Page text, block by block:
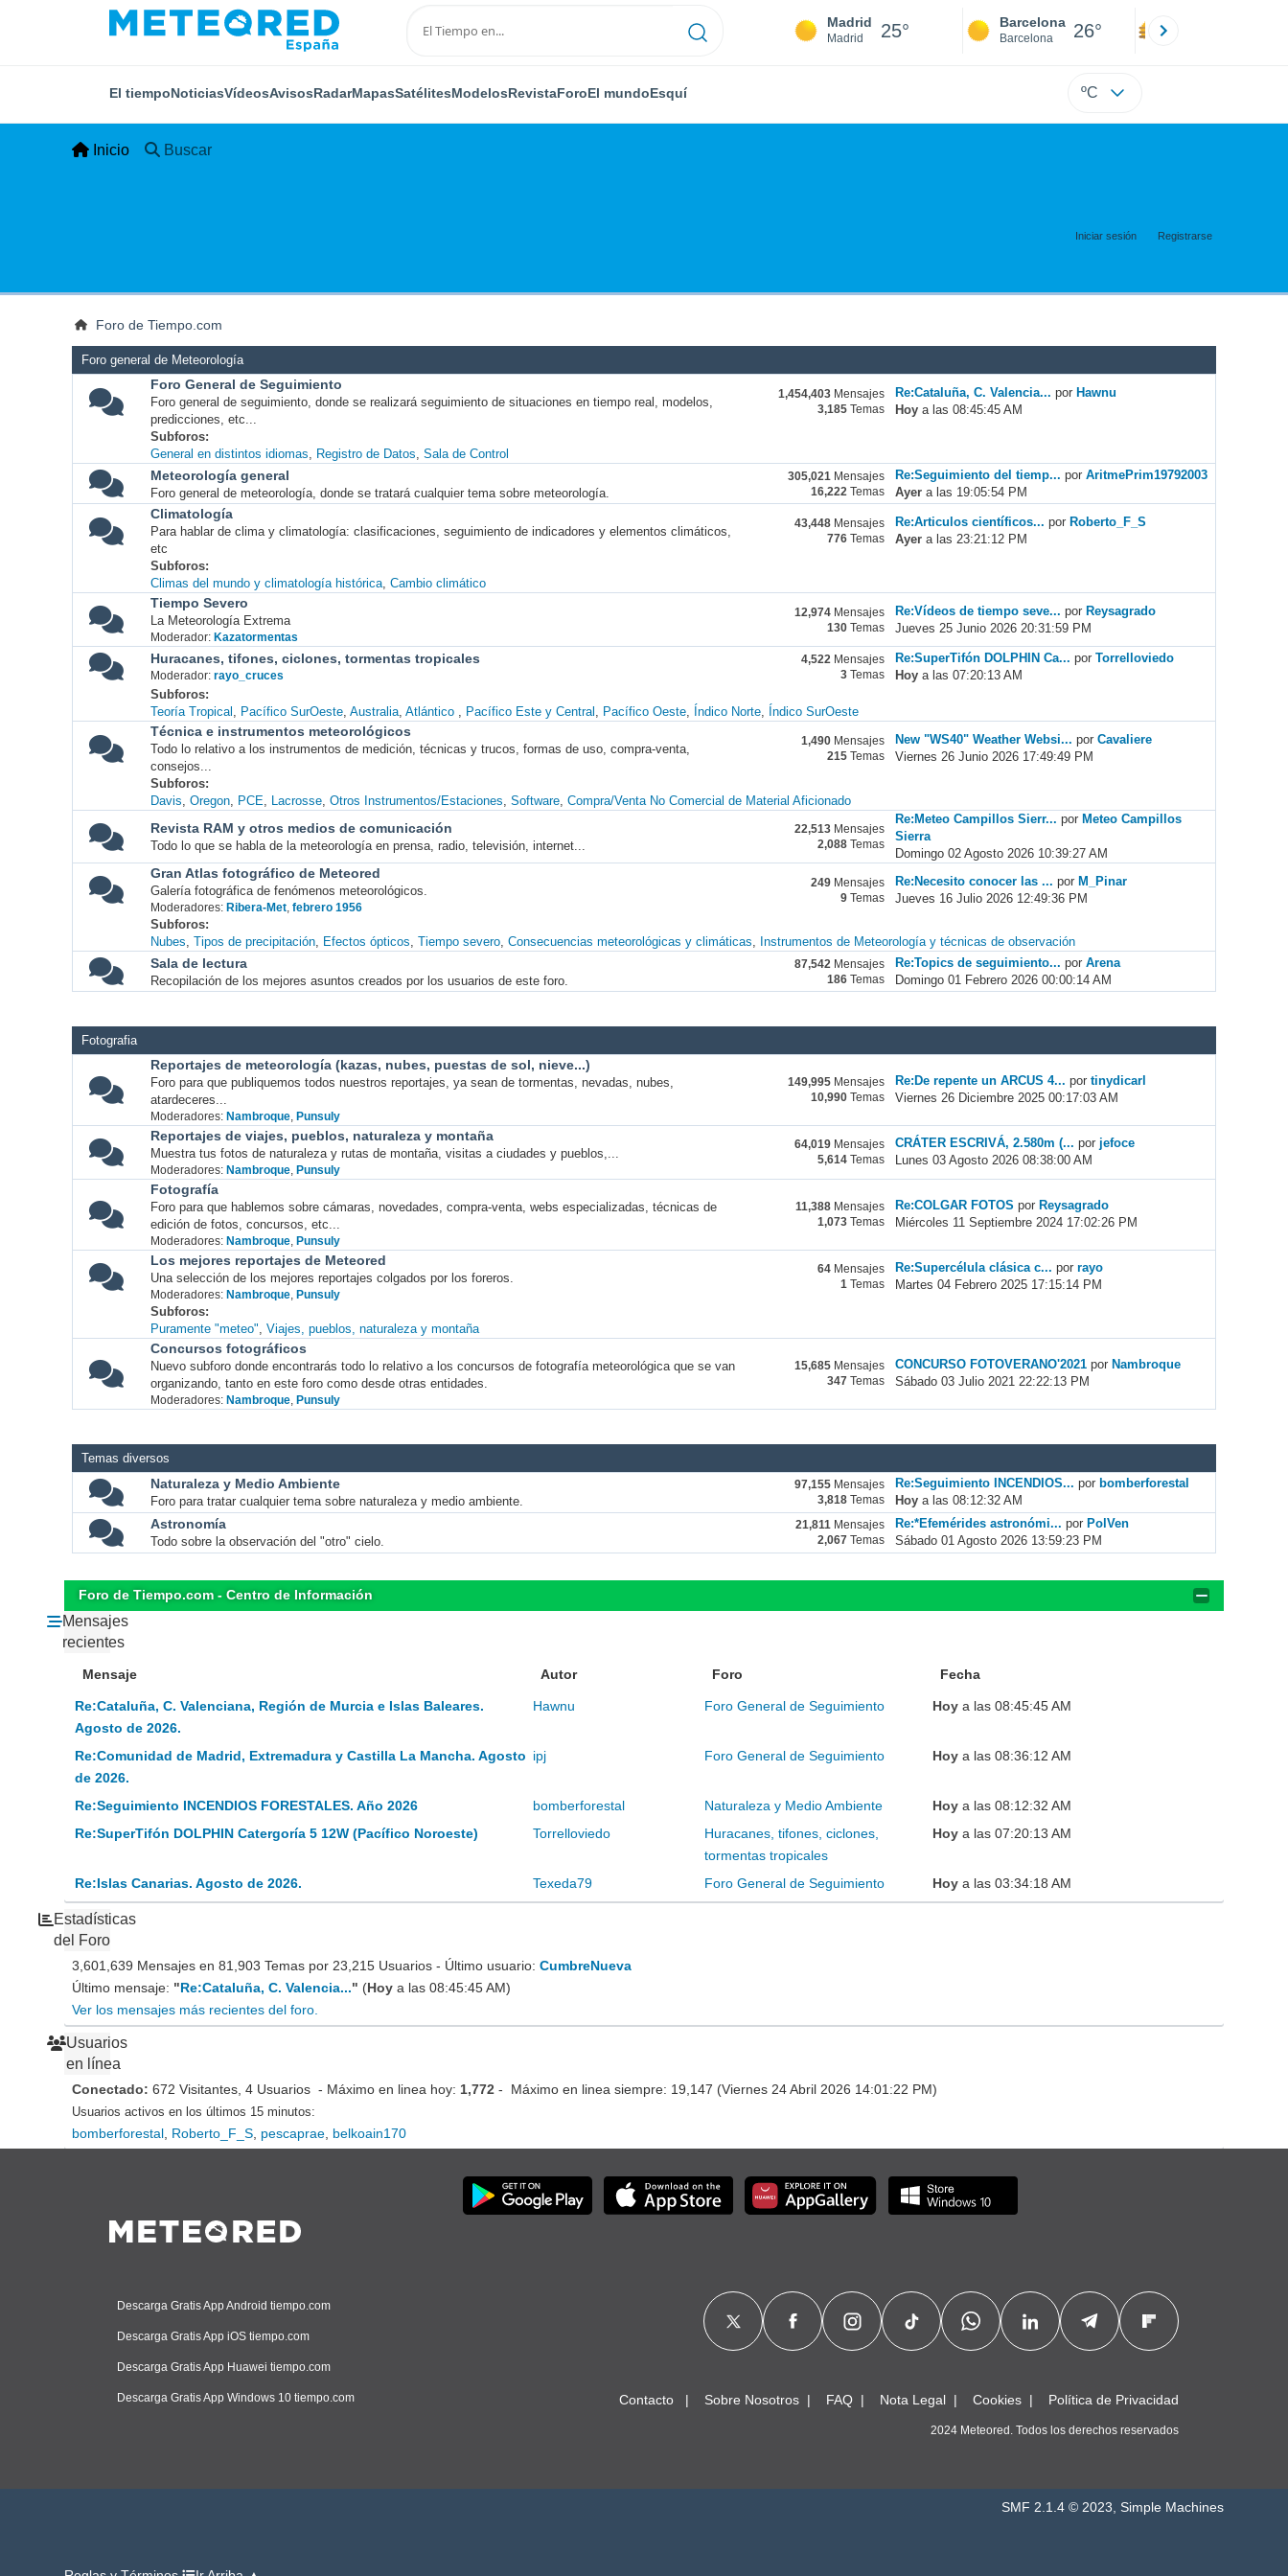
Madrid
Madrid 25° Barcelona
Barcelona 26°
El tiempoNoticiasVídeosAvisosRadarMapasSatélitesModelosRevistaForoEl mundoEsquí ºC
Inicio Buscar
Iniciar sesión Registrarse
Foro de Tiempo.com
Foro general de Meteorología
Foro General de Seguimiento
Foro general de seguimiento, donde se realizará seguimiento de situaciones en tiempo real, modelos,
predicciones, etc...
1,454,403 Mensajes
3,185 Temas
Re:Cataluña, C. Valencia... por Hawnu
Hoy a las 08:45:45 AM
Subforos
General en distintos idiomas
Registro de Datos Sala de Control
Meteorología general
Foro general de meteorología, donde se tratará cualquier tema sobre meteorología.
305,021 Mensajes
16,222 Temas
Re:Seguimiento del tiemp... porAritmePrim19792003
Ayer a las 19:05:54 PM
Climatología
Para hablar de clima y climatología: clasificaciones, seguimiento de indicadores y elementos climáticos,
etc
43,448 Mensajes
776 Temas
Re:Articulos científicos... por Roberto_F_S
Ayer a las 23:21:12 PM
Subforos
Climas del mundo y climatología histórica Cambio climático
Tiempo Severo
La Meteorología Extrema
Moderador: Kazatormentas
12,974 Mensajes
130 Temas
Re:Vídeos de tiempo seve... porReysagrado
Jueves 25 Junio 2026 20:31:59 PM
Huracanes, tifones, ciclones, tormentas tropicales
Moderador: rayo_cruces
4,522 Mensajes
3 Temas
Re:SuperTifón DOLPHIN Ca... porTorrelloviedo
Hoy a las 07:20:13 AM
Subforos
Teoría Tropical
Pacífico SurOeste Australia Atlántico Pacífico Este y Central Pacífico Oeste Índico Norte Índico SurOeste
Técnica e instrumentos meteorológicos
Todo lo relativo a los instrumentos de medición, técnicas y trucos, formas de uso, compra-venta,
consejos...
1,490 Mensajes
215 Temas
New "WS40" Weather Websi... porCavaliere
Viernes 26 Junio 2026 17:49:49 PM
Subforos
Davis Oregon PCE Lacrosse Otros Instrumentos/Estaciones Software Compra/Venta No Comercial de Material Aficionado
Revista RAM y otros medios de comunicación
Todo lo que se habla de la meteorología en prensa, radio, televisión, internet...
22,513 Mensajes
2,088 Temas
Re:Meteo Campillos Sierr... por Meteo Campillos
Sierra
Domingo 02 Agosto 2026 10:39:27 AM
Gran Atlas fotográfico de Meteored
Galería fotográfica de fenómenos meteorológicos.
Moderadores: Ribera-Met, febrero 1956
249 Mensajes
9 Temas
Re:Necesito conocer las ... porM_Pinar
Jueves 16 Julio 2026 12:49:36 PM
Subforos
Nubes Tipos de precipitación Efectos ópticos Tiempo severo Consecuencias meteorológicas y climáticas Instrumentos de Meteorología y técnicas de observación
Sala de lectura
Recopilación de los mejores asuntos creados por los usuarios de este foro.
87,542 Mensajes
186 Temas
Re:Topics de seguimiento... porArena
Domingo 01 Febrero 2026 00:00:14 AM
Fotografia
Reportajes de meteorología (kazas, nubes, puestas de sol, nieve...)
Foro para que publiquemos todos nuestros reportajes, ya sean de tormentas, nevadas, nubes,
atardeceres...
Moderadores: Nambroque, Punsuly
149,995 Mensajes
10,990 Temas
Re:De repente un ARCUS 4... portinydicarl
Viernes 26 Diciembre 2025 00:17:03 AM
Reportajes de viajes, pueblos, naturaleza y montaña
Muestra tus fotos de naturaleza y rutas de montaña, visitas a ciudades y pueblos,...
Moderadores: Nambroque, Punsuly
64,019 Mensajes
5,614 Temas
CRÁTER ESCRIVÁ, 2.580m (... por jefoce
Lunes 03 Agosto 2026 08:38:00 AM
Fotografía
Foro para que hablemos sobre cámaras, novedades, compra-venta, webs especializadas, técnicas de
edición de fotos, concursos, etc...
Moderadores: Nambroque, Punsuly
11,388 Mensajes
1,073 Temas
Re:COLGAR FOTOS por Reysagrado
Miércoles 11 Septiembre 2024 17:02:26 PM
Los mejores reportajes de Meteored
Una selección de los mejores reportajes colgados por los foreros.
Moderadores: Nambroque, Punsuly
64 Mensajes
1 Temas
Re:Supercélula clásica c... porrayo
Martes 04 Febrero 2025 17:15:14 PM
Subforos
Puramente "meteo" Viajes, pueblos, naturaleza y montaña
Concursos fotográficos
Nuevo subforo donde encontrarás todo lo relativo a los concursos de fotografía meteorológica que se van
organizando, tanto en este foro como desde otras entidades.
Moderadores: Nambroque, Punsuly
15,685 Mensajes
347
Temas
CONCURSO FOTOVERANO'2021 por Nambroque
Sábado 03 Julio 2021 22:22:13 PM
Temas diversos
Naturaleza y Medio Ambiente
Foro para tratar cualquier tema sobre naturaleza y medio ambiente.
97,155 Mensajes
3,818 Temas
Re:Seguimiento INCENDIOS... por bomberforestal
Hoy a las 08:12:32 AM
Astronomía
Todo sobre la observación del "otro" cielo.
21,811 Mensajes
2,067
Temas
Re:*Efemérides astronómi... por PolVen
Sábado 01 Agosto 2026 13:59:23 PM
Foro de Tiempo.com - Centro de Información
Mensajes
recientes
Mensaje Autor Foro Fecha
Re:Cataluña, C. Valenciana, Región de Murcia e Islas Baleares.
Agosto de 2026.
Hawnu Foro General de Seguimiento Hoy a las 08:45:45 AM
Re:Comunidad de Madrid, Extremadura y Castilla La Mancha. Agosto
de 2026.
ipj Foro General de Seguimiento Hoy a las 08:36:12 AM
Re:Seguimiento INCENDIOS FORESTALES. Año 2026 bomberforestal Naturaleza y Medio Ambiente Hoy a las 08:12:32 AM
Re:SuperTifón DOLPHIN Catergoría 5 12W (Pacífico Noroeste)
Torrelloviedo
Huracanes, tifones, ciclones,
tormentas tropicales
Hoy a las 07:20:13 AM
Re:Islas Canarias. Agosto de 2026. Texeda79 Foro General de Seguimiento Hoy a las 03:34:18 AM
Estadísticas
del Foro
3,601,639 Mensajes en 81,903 Temas por 23,215 Usuarios - Último usuario:CumbreNueva
Último mensaje: "Re:Cataluña, C. Valencia..." (Hoy a las 08:45:45 AM)
Ver los mensajes más recientes del foro.
Usuarios
en línea
Conectado:672 Visitantes, 4 Usuarios - Máximo en linea hoy: 1,772 - Máximo en linea siempre: 19,147 (Viernes 24 Abril 2026 14:01:22 PM)
Usuarios activos en los últimos 15 minutos:
bomberforestal Roberto_F_S pescaprae belkoain170
Descarga Gratis App Android tiempo.com
Descarga Gratis App iOS tiempo.com
Descarga Gratis App Huawei tiempo.com
Descarga Gratis App Windows 10 tiempo.com Contacto Sobre Nosotros FAQ Nota Legal Cookies Política de Privacidad
2024 Meteored. Todos los derechos reservados
SMF 2.1.4 © 2023, Simple Machines